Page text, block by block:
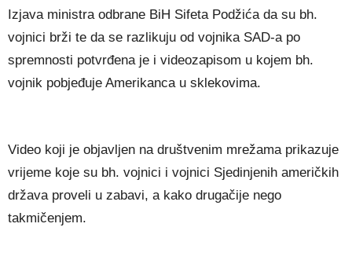
Izjava ministra odbrane BiH Sifeta Podžića da su bh.
vojnici brži te da se razlikuju od vojnika SAD-a po
spremnosti potvrđena je i videozapisom u kojem bh.
vojnik pobjeđuje Amerikanca u sklekovima.
Video koji je objavljen na društvenim mrežama prikazuje
vrijeme koje su bh. vojnici i vojnici Sjedinjenih američkih
država proveli u zabavi, a kako drugačije nego
takmičenjem.